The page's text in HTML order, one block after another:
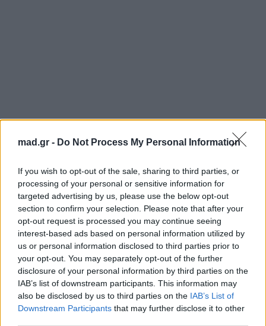
mad.gr - Do Not Process My Personal Information
If you wish to opt-out of the sale, sharing to third parties, or
processing of your personal or sensitive information for
targeted advertising by us, please use the below opt-out
section to confirm your selection. Please note that after your
opt-out request is processed you may continue seeing
interest-based ads based on personal information utilized by
us or personal information disclosed to third parties prior to
your opt-out. You may separately opt-out of the further
disclosure of your personal information by third parties on the
IAB’s list of downstream participants. This information may
also be disclosed by us to third parties on the IAB’s List of
Downstream Participants that may further disclose it to other
Για σχόλια, μηνύματα ή φωτογραφικό υλικό
σχετικά με τοMad.gr, επισκεφτείτε μας στο